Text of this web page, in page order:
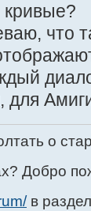
кривые?
что
для
о
Добро
в